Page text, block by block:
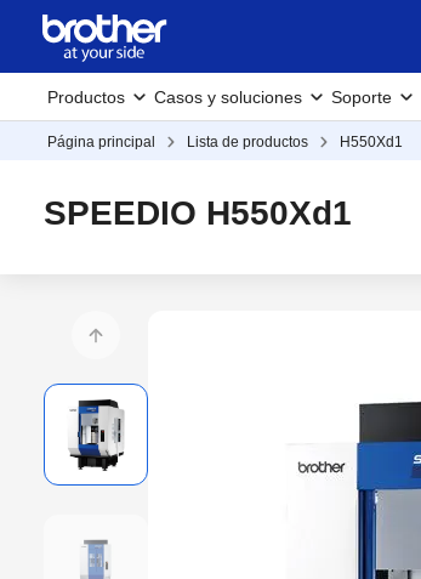
Productos Casos y soluciones Soporte
Página principal Lista de productos H550Xd1
SPEEDIO H550Xd1